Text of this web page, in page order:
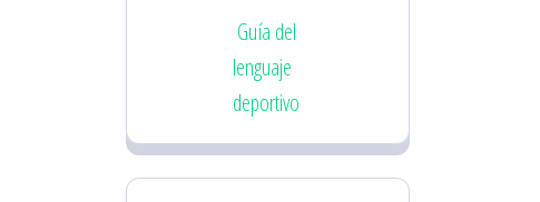
Guía del
lenguaje
deportivo